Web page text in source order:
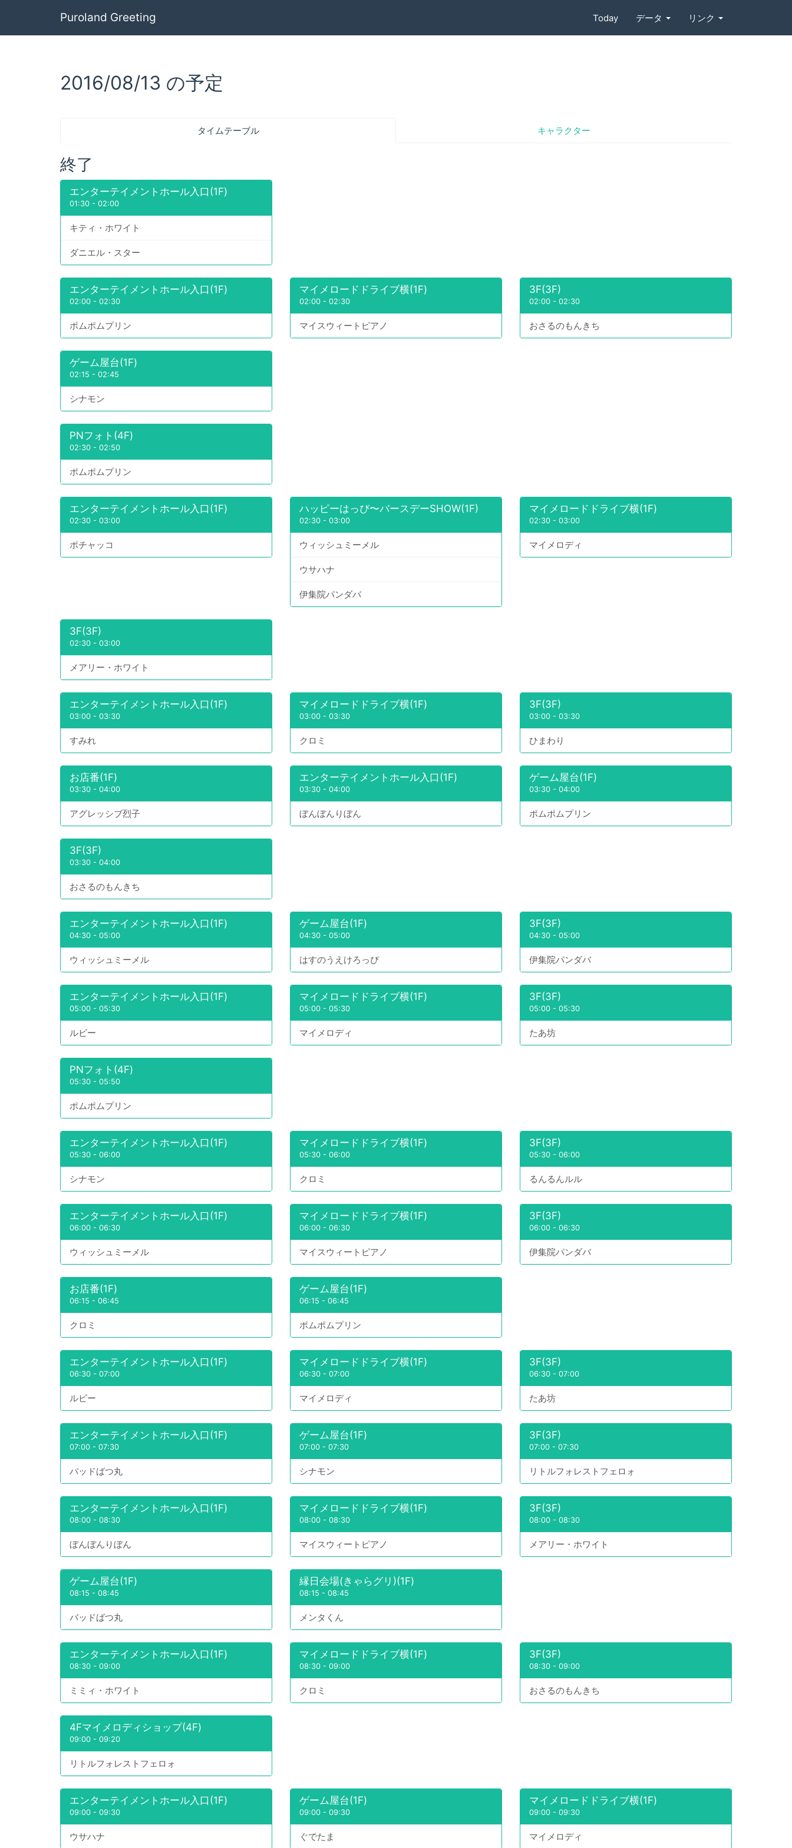
Puroland Greeting Today データ リンク
2016/08/13 の予定
タイムテーブル キャラクター
終了
エンターテイメントホール入口(1F)
01:30 - 02:00
キティ・ホワイト
ダニエル・スター
エンターテイメントホール入口(1F)
02:00 - 02:30
ポムポムプリン
マイメロードドライブ横(1F)
02:00- 02:30
マイスウィートピアノ
3F(3F)
02:00- 02:30
おさるのもんきち
ゲーム屋台(1F)
02:15 - 02:45
シナモン
PNフォト(4F)
02:30 - 02:50
ポムポムプリン
エンターテイメントホール入口(1F)
02:30 - 03:00
ポチャッコ
ハッピーはっぴ〜バースデーSHOW(1F)
02:30- 03:00
ウィッシュミーメル
ウサハナ
伊集院パンダバ
マイメロードドライブ横(1F)
02:30- 03:00
マイメロディ
3F(3F)
02:30 - 03:00
メアリー・ホワイト
エンターテイメントホール入口(1F)
03:00 - 03:30
すみれ
マイメロードドライブ横(1F)
03:00- 03:30
クロミ
3F(3F)
03:00- 03:30
ひまわり
お店番(1F)
03:30 - 04:00
アグレッシブ烈子
エンターテイメントホール入口(1F)
03:30- 04:00
ぼんぼんりぼん
ゲーム屋台(1F)
03:30- 04:00
ポムポムプリン
3F(3F)
03:30 - 04:00
おさるのもんきち
エンターテイメントホール入口(1F)
04:30 - 05:00
ウィッシュミーメル
ゲーム屋台(1F)
04:30- 05:00
はすのうえけろっぴ
3F(3F)
04:30- 05:00
伊集院パンダバ
エンターテイメントホール入口(1F)
05:00 - 05:30
ルビー
マイメロードドライブ横(1F)
05:00- 05:30
マイメロディ
3F(3F)
05:00- 05:30
たあ坊
PNフォト(4F)
05:30 - 05:50
ポムポムプリン
エンターテイメントホール入口(1F)
05:30 - 06:00
シナモン
マイメロードドライブ横(1F)
05:30- 06:00
クロミ
3F(3F)
05:30- 06:00
るんるんルル
エンターテイメントホール入口(1F)
06:00 - 06:30
ウィッシュミーメル
マイメロードドライブ横(1F)
06:00- 06:30
マイスウィートピアノ
3F(3F)
06:00- 06:30
伊集院パンダバ
お店番(1F)
06:15 - 06:45
クロミ
ゲーム屋台(1F)
06:15 - 06:45
ポムポムプリン
エンターテイメントホール入口(1F)
06:30 - 07:00
ルビー
マイメロードドライブ横(1F)
06:30- 07:00
マイメロディ
3F(3F)
06:30- 07:00
たあ坊
エンターテイメントホール入口(1F)
07:00 - 07:30
バッドばつ丸
ゲーム屋台(1F)
07:00- 07:30
シナモン
3F(3F)
07:00- 07:30
リトルフォレストフェロォ
エンターテイメントホール入口(1F)
08:00 - 08:30
ぼんぼんりぼん
マイメロードドライブ横(1F)
08:00- 08:30
マイスウィートピアノ
3F(3F)
08:00- 08:30
メアリー・ホワイト
ゲーム屋台(1F)
08:15 - 08:45
バッドばつ丸
縁日会場(きゃらグリ)(1F)
08:15 - 08:45
メンタくん
エンターテイメントホール入口(1F)
08:30 - 09:00
ミミィ・ホワイト
マイメロードドライブ横(1F)
08:30- 09:00
クロミ
3F(3F)
08:30- 09:00
おさるのもんきち
4Fマイメロディショップ(4F)
09:00 - 09:20
リトルフォレストフェロォ
エンターテイメントホール入口(1F)
09:00 - 09:30
ウサハナ
ゲーム屋台(1F)
09:00- 09:30
ぐでたま
マイメロードドライブ横(1F)
09:00- 09:30
マイメロディ